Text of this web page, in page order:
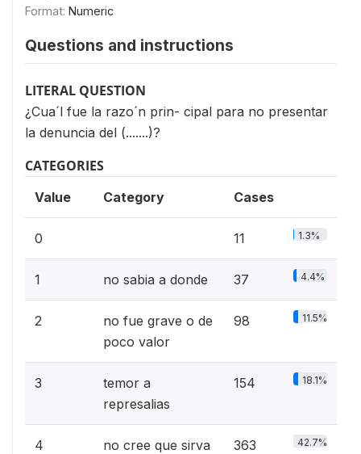
Format: Numeric
Questions and instructions
LITERAL QUESTION
¿Cua´l fue la razo´n prin- cipal para no presentar
la denuncia del (.......)?
CATEGORIES
Value Category Cases
0 11 1.3%
1 no sabia a donde 37 4.4%
2
no fue grave o de
poco valor
98 11.5%
3
temor a
represalias
154 18.1%
4
no cree que sirva
363 42.7%